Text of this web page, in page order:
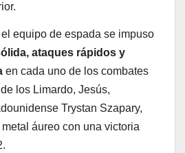
equipo de espada se impuso
ataques rápidos y
en cada uno de los combates
los Limardo, Jesús,
Trystan Szapary,
áureo con una victoria